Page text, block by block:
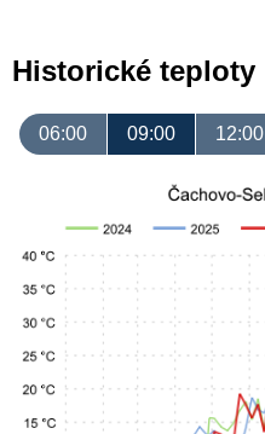
Historické teploty
06:00 09:00 12:00